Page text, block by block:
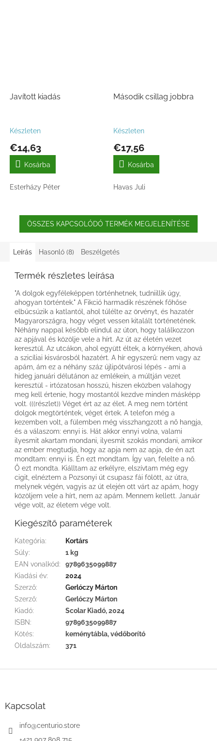
Javított kiadás
Készleten
€14,63
Kosárba
Esterházy Péter
Második csillag jobbra
Készleten
€17,56
Kosárba
Havas Juli
ÖSSZES KAPCSOLÓDÓ TERMÉK MEGJELENÍTÉSE
Leírás Hasonló (8) Beszélgetés
Termék részletes leírása
"A dolgok egyféleképpen történhetnek, tudniillik úgy,
ahogyan történtek." A Fikció harmadik részének főhőse
elbúcsúzik a katlantól, ahol túlélte az örvényt, és hazatér
Magyarországra, hogy véget vessen kitalált történetének.
Néhány nappal később elindul az úton, hogy találkozzon
az apjával és közölje vele a hírt. Az út az életén vezet
keresztül. Az utcákon, ahol együtt éltek, a környéken, ahová
a szicíliai kisvárosból hazatért. A hír egyszerű: nem vagy az
apám, ám ez a néhány száz újlipótvárosi lépés - ami a
hideg januári délutánon az emlékein, a múltján vezet
keresztül - irtózatosan hosszú, hiszen eközben valahogy
meg kell értenie, hogy mostantól kezdve minden másképp
volt. (((részlet)) Véget ért az az élet. A meg nem történt
dolgok megtörténtek, véget értek. A telefon még a
kezemben volt, a fülemben még visszhangzott a nő hangja,
és a válaszom: ennyi is. Hát akkor ennyi volna, valami
ilyesmit akartam mondani, ilyesmit szokás mondani, amikor
az ember megtudja, hogy az apja nem az apja, de én azt
mondtam: ennyi is. Én ezt mondtam. Így van, felelte a nő.
Ő ezt mondta. Kiálltam az erkélyre, elszívtam még egy
cigit, elnéztem a Pozsonyi út csupasz fái fölött, az útra,
melynek végén, vagyis az út elején ott várt az apám, hogy
közöljem vele a hírt, nem az apám. Mennem kellett. Január
vége volt, az életem vége volt.
Kiegészítő paraméterek
Kategória:
Kortárs
Súly:
1 kg
EAN vonalkód:
9789635099887
Kiadási év:
2024
Szerző:
Gerlóczy Márton
Szerző:
Gerlóczy Márton
Kiadó:
Scolar Kiadó, 2024
ISBN:
9789635099887
Kötés:
keménytábla, védőborító
Oldalszám: 371
Kapcsolat
info@centurio.store